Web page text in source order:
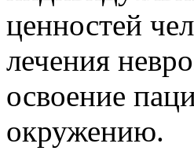
ценностей
лечения
освоение
окружению.